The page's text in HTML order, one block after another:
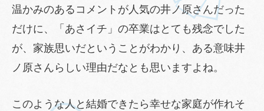
温かみのあるコメントが人気の井ノ原さんだった
だけに、「あさイチ」の卒業はとても残念でした
が、家族思いだということがわかり、ある意味井
ノ原さんらしい理由だなとも思いますよね。
このような人と結婚できたら幸せな家庭が作れそ